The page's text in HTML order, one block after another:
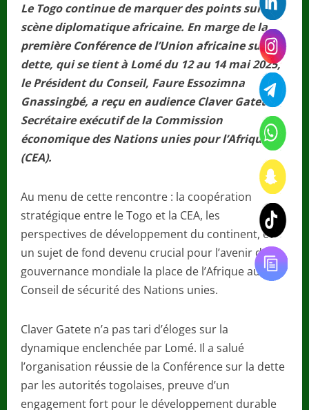
Le Togo continue de marquer des points sur la
scène diplomatique africaine. En marge de la
première Conférence de l’Union africaine sur la
dette, qui se tient à Lomé du 12 au 14 mai 2025,
le Président du Conseil, Faure Essozimna
Gnassingbé, a reçu en audience Claver Gatete,
Secrétaire exécutif de la Commission
économique des Nations unies pour l’Afrique
(CEA).
Au menu de cette rencontre : la coopération
stratégique entre le Togo et la CEA, les
perspectives de développement du continent, et
un sujet de fond devenu crucial pour l’avenir de la
gouvernance mondiale la place de l’Afrique au
Conseil de sécurité des Nations unies.
Claver Gatete n’a pas tari d’éloges sur la
dynamique enclenchée par Lomé. Il a salué
l’organisation réussie de la Conférence sur la dette
par les autorités togolaises, preuve d’un
engagement fort pour le développement durable